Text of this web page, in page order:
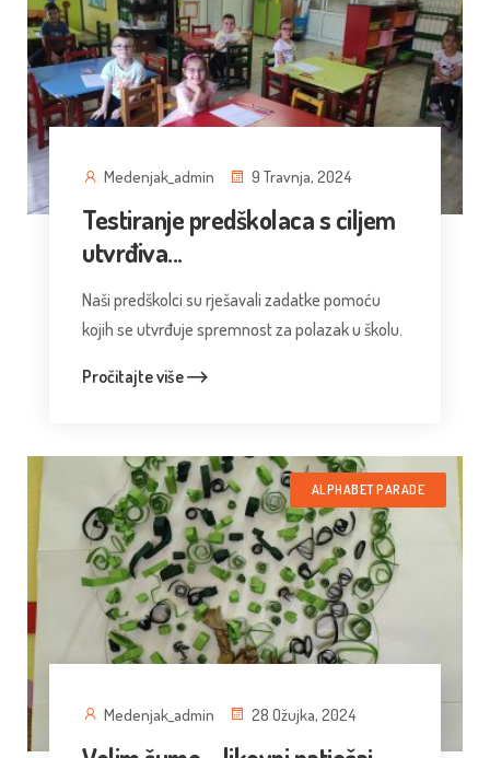
Medenjak_admin 9 Travnja, 2024
Testiranje predškolaca s ciljem
utvrđiva...
Naši predškolci su rješavali zadatke pomoću
kojih se utvrđuje spremnost za polazak u školu.
Pročitajte više
ALPHABET PARADE
Medenjak_admin 28 Ožujka, 2024